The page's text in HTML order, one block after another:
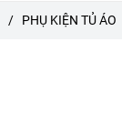
/ PHỤ KIỆN TỦ ÁO